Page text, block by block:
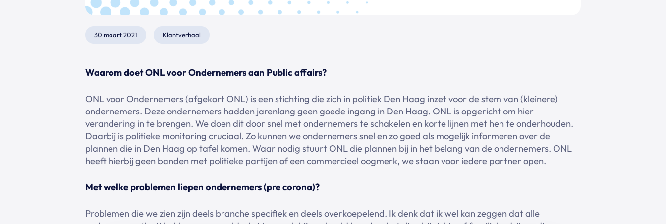
30 maart 2021 Klantverhaal
Waarom doet ONL voor Ondernemers aan Public affairs?
ONL voor Ondernemers (afgekort ONL) is een stichting die zich in politiek Den Haag inzet voor de stem van (kleinere)
ondernemers. Deze ondernemers hadden jarenlang geen goede ingang in Den Haag. ONL is opgericht om hier
verandering in te brengen. We doen dit door snel met ondernemers te schakelen en korte lijnen met hen te onderhouden.
Daarbij is politieke monitoring cruciaal. Zo kunnen we ondernemers snel en zo goed als mogelijk informeren over de
plannen die in Den Haag op tafel komen. Waar nodig stuurt ONL die plannen bij in het belang van de ondernemers. ONL
heeft hierbij geen banden met politieke partijen of een commercieel oogmerk, we staan voor iedere partner open.
Met welke problemen liepen ondernemers (pre corona)?
Problemen die we zien zijn deels branche specifiek en deels overkoepelend. Ik denk dat ik wel kan zeggen dat alle